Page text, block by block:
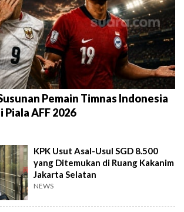
Pemain Timnas Indonesia
Piala AFF 2026
KPK Usut Asal-Usul SGD 8.500
yang Ditemukan di Ruang Kakanim
Jakarta Selatan
NEWS